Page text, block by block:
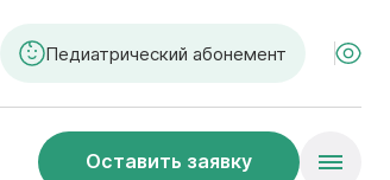
Педиатрический абонемент
Оставить заявку